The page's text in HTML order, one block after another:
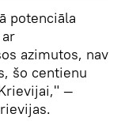
potenciāla
azimutos, nav
šo centienu
—